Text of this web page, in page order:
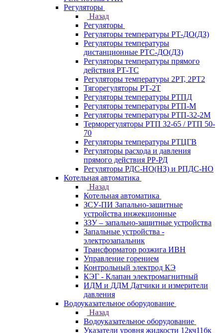
Регуляторы
Назад
Регуляторы
Регуляторы температуры РТ-ДО(ДЗ)
Регуляторы температуры
дистанционные РТС-ДО(ДЗ)
Регуляторы температуры прямого
действия РТ-ТС
Регуляторы температуры 2РТ, 2РT2
Тягорегуляторы РТ-2Т
Регуляторы температуры РТПД
Регуляторы температуры РТП-M
Регуляторы температуры РТП-32-2М
Терморегуляторы РТП 32-65 / РТП 50-
70
Регуляторы температуры РТЦГВ
Регуляторы расхода и давления
прямого действия РР-РД
Регуляторы РДС-НО(НЗ) и РПДС-НО
Котельная автоматика
Назад
Котельная автоматика
ЗСУ-ПИ Запально-защитные
устройства инжекционные
ЗЗУ – запально-защитные устройства
Запальные устройства -
электрозапальник
Трансформатор розжига ИВН
Управление горением
Контрольный электрод КЭ
КЭГ - Клапан электромагнитный
ИДМ и ДДМ Датчики и измерители
давления
Водоуказательное оборудование
Назад
Водоуказательное оборудование
Указатели уровня жидкости 12кч11бк